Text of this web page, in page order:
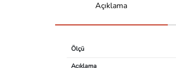
Açıklama
Ölçü
Açıklama